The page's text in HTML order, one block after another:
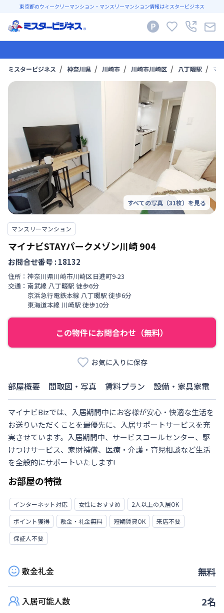
東京都のウィークリーマンション・マンスリーマンション情報はミスタービジネス
ミスタービジネス 神奈川県 川崎市 川崎市川崎区 八丁畷駅 マ
すべての写真（31枚）を見る
マンスリーマンション
マイナビSTAYパークメゾン川崎904
お問合せ番号 :18132
住所： 神奈川県川崎市川崎区日進町9-23
交通：南武線 八丁畷駅 徒歩6分
京浜急行電鉄本線 八丁畷駅 徒歩6分
東海道本線 川崎駅 徒歩10分
この物件にお問合わせ（無料）
お気に入りに保存
部屋概要 間取図・写真 賃料プラン 設備・家具家電
マイナビBizでは、入居期間中にお客様が安心・快適な生活を
お送りいただくことを最優先に、入居サポートサービスを充
実させています。入居期間中、サービスコールセンター、駆
けつけサービス、家財補償、医療・介護・育児相談など生活
を全般的にサポートいたします!
お部屋の特徴
インターネット対応 女性におすすめ
2人以上の入居OK
ポイント獲得
敷金・礼金無料 短期賃貸OK
来店不要
保証人不要
敷金礼金 無料
入居可能人数 2名